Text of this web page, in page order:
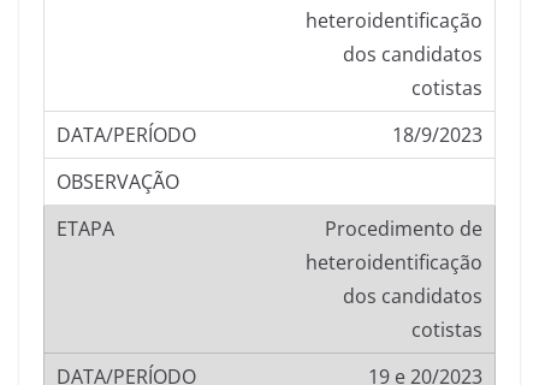
heteroidentificação
dos candidatos
cotistas
18/9/2023
Procedimento de
heteroidentificação
dos candidatos
cotistas
19 e 20/2023